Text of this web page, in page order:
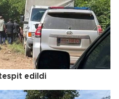
edildi